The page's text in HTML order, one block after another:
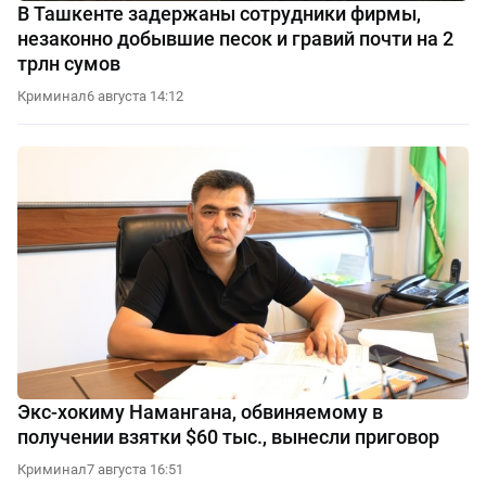
В Ташкенте задержаны сотрудники фирмы,
незаконно добывшие песок и гравий почти на 2
трлн сумов
Криминал6 августа 14:12
Экс-хокиму Намангана, обвиняемому в
получении взятки $60 тыс., вынесли приговор
Криминал7 августа 16:51